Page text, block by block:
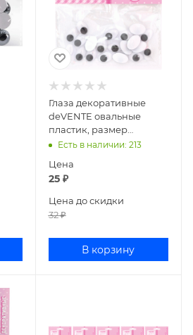
Глаза декоративные
deVENTE овальные
пластик, размер
15x10мм, 20шт
Есть в наличии: 213
Цена
25₽
Цена до скидки
32₽
В корзину